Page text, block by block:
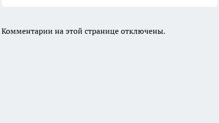
Комментарии на этой странице отключены.